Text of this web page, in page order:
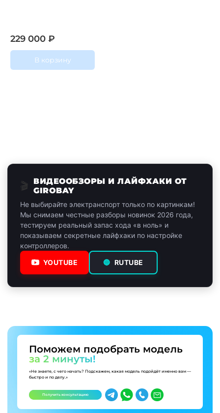
229 000 ₽
В корзину
🎬
ВИДЕООБЗОРЫ И ЛАЙФХАКИ ОТ
GIROBAY
Не выбирайте электранспорт только по картинкам!
Мы снимаем честные разборы новинок 2026 года,
тестируем реальный запас хода «в ноль» и
показываем секретные лайфхаки по настройке
контроллеров.
YOUTUBE 🔵 RUTUBE
Поможем подобрать модель
за 2 минуты!
«Не знаете, с чего начать? Подскажем, какая модель подойдёт именно вам —
быстро и по делу.»
Получить консультацию